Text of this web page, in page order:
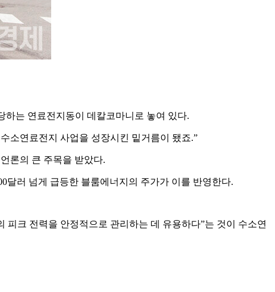
하는 연료전지동이 데칼코마니로 놓여 있다.
소연료전지 사업을 성장시킨 밑거름이 됐죠.”
론의 큰 주목을 받았다.
달러 넘게 급등한 블룸에너지의 주가가 이를 반영한다.
피크 전력을 안정적으로 관리하는 데 유용하다”는 것이 수소연